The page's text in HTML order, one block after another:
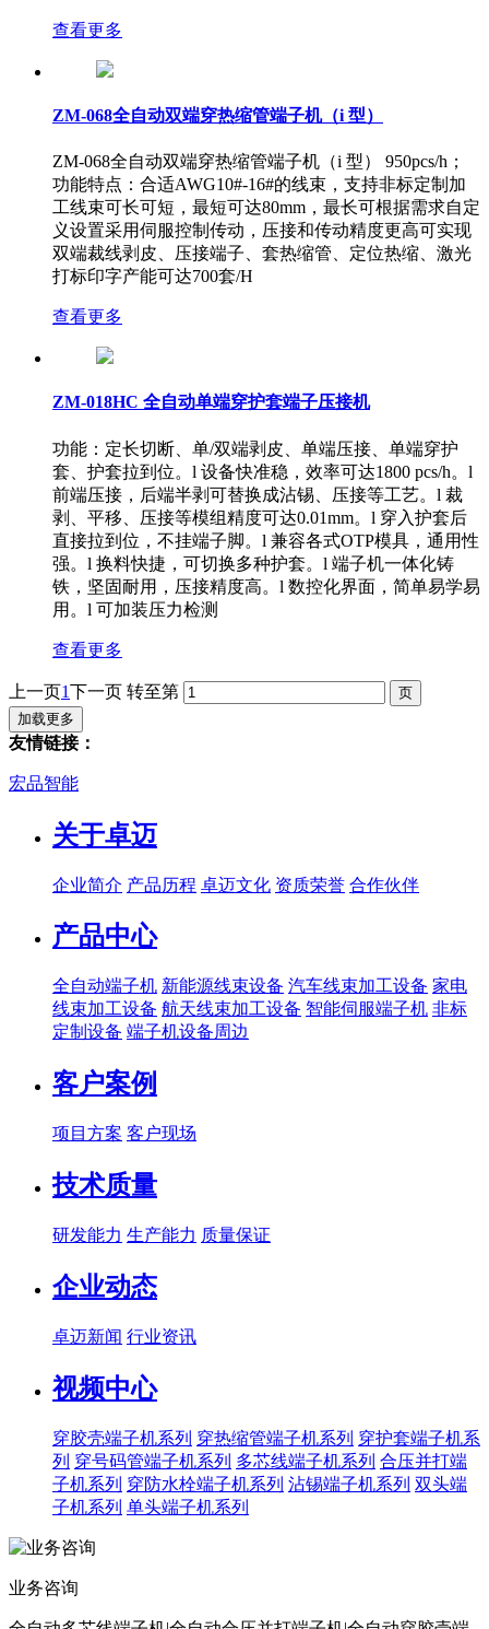
查看更多
ZM-068全自动双端穿热缩管端子机（i 型）
ZM-068全自动双端穿热缩管端子机（i 型） 950pcs/h；
功能特点：合适AWG10#-16#的线束，支持非标定制加
工线束可长可短，最短可达80mm，最长可根据需求自定
义设置采用伺服控制传动，压接和传动精度更高可实现
双端裁线剥皮、压接端子、套热缩管、定位热缩、激光
打标印字产能可达700套/H
查看更多
ZM-018HC 全自动单端穿护套端子压接机
功能：定长切断、单/双端剥皮、单端压接、单端穿护
套、护套拉到位。l 设备快准稳，效率可达1800 pcs/h。l
前端压接，后端半剥可替换成沾锡、压接等工艺。l 裁
剥、平移、压接等模组精度可达0.01mm。l 穿入护套后
直接拉到位，不挂端子脚。l 兼容各式OTP模具，通用性
强。l 换料快捷，可切换多种护套。l 端子机一体化铸
铁，坚固耐用，压接精度高。l 数控化界面，简单易学易
用。l 可加装压力检测
查看更多
上一页1下一页 转至第
加载更多
友情链接：
宏品智能
关于卓迈
企业简介 产品历程 卓迈文化 资质荣誉 合作伙伴
产品中心
全自动端子机 新能源线束设备 汽车线束加工设备 家电
线束加工设备 航天线束加工设备 智能伺服端子机 非标
定制设备 端子机设备周边
客户案例
项目方案 客户现场
技术质量
研发能力 生产能力 质量保证
企业动态
卓迈新闻 行业资讯
视频中心
穿胶壳端子机系列 穿热缩管端子机系列 穿护套端子机系
列 穿号码管端子机系列 多芯线端子机系列 合压并打端
子机系列 穿防水栓端子机系列 沾锡端子机系列 双头端
子机系列 单头端子机系列
业务咨询